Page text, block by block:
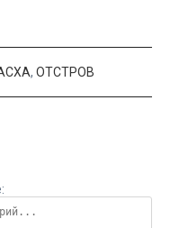
, ОТСТРОВ